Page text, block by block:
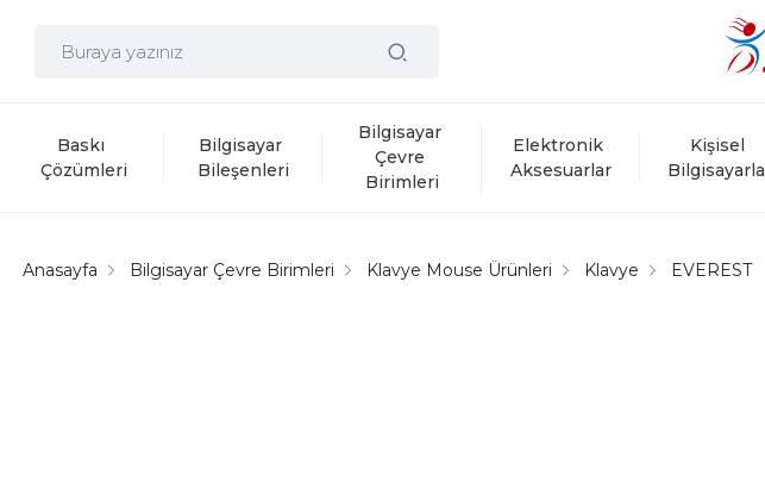
Baskı
Çözümleri
Bilgisayar
Bileşenleri
Bilgisayar
Çevre
Birimleri
Elektronik
Aksesuarlar
Kişisel
Anasayfa Bilgisayar Çevre Birimleri Klavye Mouse Ürünleri Klavye EVEREST